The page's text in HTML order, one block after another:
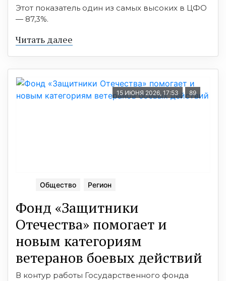
Этот показатель один из самых высоких в ЦФО
— 87,3%.
Читать далее
15 ИЮНЯ 2026, 17:53 89
Общество Регион
Фонд «Защитники
Отечества» помогает и
новым категориям
ветеранов боевых действий
В контур работы Государственного фонда